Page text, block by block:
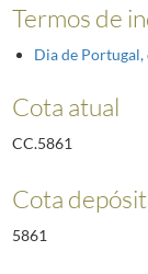
Termos de
Dia de Portugal,
Cota atual
CC.5861
Cota
5861